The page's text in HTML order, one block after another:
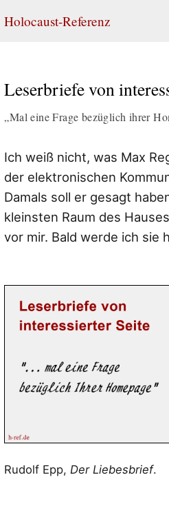
Holocaust-Referenz
Leserbriefe von
„Mal eine Frage bezüglich ihrer
Ich weiß nicht, was Max
der elektronischen
Damals soll er gesagt
kleinsten Raum des
vor mir. Bald werde ich sie
Rudolf Epp, Der Liebesbrief.